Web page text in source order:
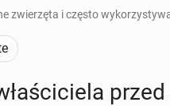
zwierzęta i często